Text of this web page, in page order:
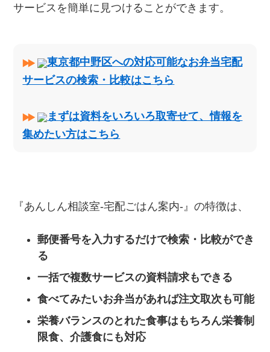
サービスを簡単に見つけることができます。
東京都中野区への対応可能なお弁当宅配
サービスの検索・比較はこちら
まずは資料をいろいろ取寄せて、情報を
集めたい方はこちら
『あんしん相談室‐宅配ごはん案内‐』の特徴は、
郵便番号を入力するだけで検索・比較ができ
る
一括で複数サービスの資料請求もできる
食べてみたいお弁当があれば注文取次も可能
栄養バランスのとれた食事はもちろん栄養制
限食、介護食にも対応